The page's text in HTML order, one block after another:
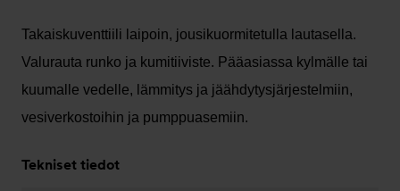
Takaiskuventtiili laipoin, jousikuormitetulla lautasella.
Valurauta runko ja kumitiiviste. Pääasiassa kylmälle tai
kuumalle vedelle, lämmitys ja jäähdytysjärjestelmiin,
vesiverkostoihin ja pumppuasemiin.
Tekniset tiedot